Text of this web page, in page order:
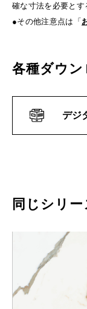
確な寸法を必要とす
●その他注意点は「
各種ダウン
デジ
同じシリ